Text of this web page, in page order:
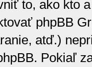
to, ako kto
phpBB
atď.)
Pokiaľ